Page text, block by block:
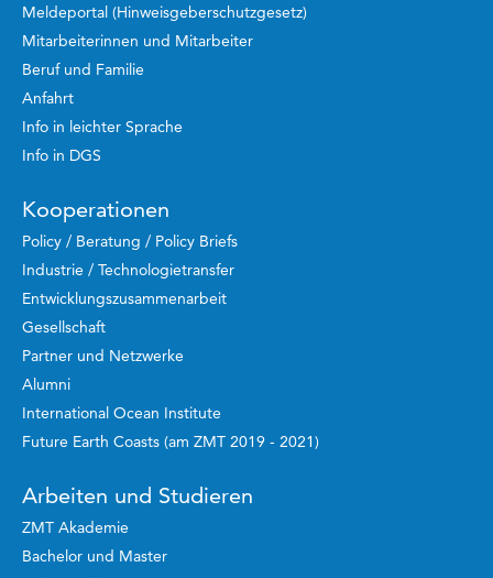
Meldeportal (Hinweisgeberschutzgesetz)
Mitarbeiterinnen und Mitarbeiter
Beruf und Familie
Anfahrt
Info in leichter Sprache
Info in DGS
Kooperationen
Policy / Beratung / Policy Briefs
Industrie / Technologietransfer
Entwicklungszusammenarbeit
Gesellschaft
Partner und Netzwerke
Alumni
International Ocean Institute
Future Earth Coasts (am ZMT 2019 - 2021)
Arbeiten und Studieren
ZMT Akademie
Bachelor und Master